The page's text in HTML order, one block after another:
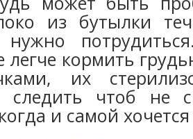
из бутылки
нужно
легче кормить
их
следить чтоб не
и самой хочется